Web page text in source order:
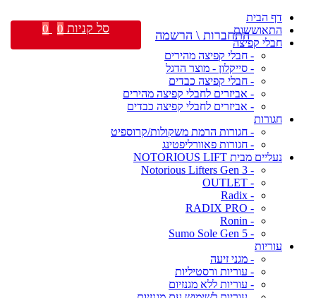
דף הבית
התאוששות
חבלי קפיצה
- חבלי קפיצה מהירים
- סייקלון - מוצר הדגל
- חבלי קפיצה כבדים
- אביזרים לחבלי קפיצה מהירים
- אביזרים לחבלי קפיצה כבדים
חגורות
- חגורות הרמת משקולות/קרוספיט
- חגורות פאוורליפטינג
נעליים מבית NOTORIOUS LIFT
- Notorious Lifters Gen 3
- OUTLET
- Radix
- RADIX PRO
- Ronin
- Sumo Sole Gen 5
עוריות
- מגני זיעה
- עוריות ורסטיליות
- עוריות ללא מגנזיום
התחברות \ הרשמה סל קניות 0
0